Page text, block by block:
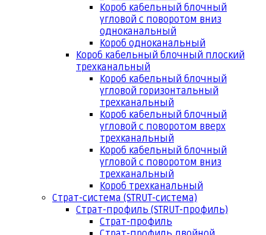
Короб кабельный блочный
угловой с поворотом вниз
одноканальный
Короб одноканальный
Короб кабельный блочный плоский
трехканальный
Короб кабельный блочный
угловой горизонтальный
трехканальный
Короб кабельный блочный
угловой с поворотом вверх
трехканальный
Короб кабельный блочный
угловой с поворотом вниз
трехканальный
Короб трехканальный
Страт-система (STRUT-система)
Страт-профиль (STRUT-профиль)
Страт-профиль